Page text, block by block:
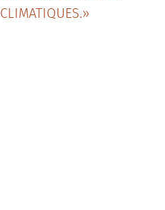
CLIMATIQUES.»